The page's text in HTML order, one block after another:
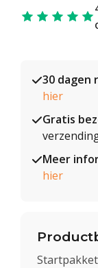
30
hier
Gratis
Meer
hier